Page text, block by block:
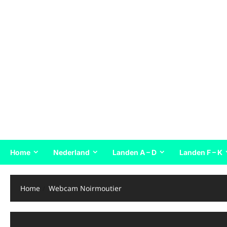
Home Nederland Landen A – D Landen F – K
Home Webcam Noirmoutier